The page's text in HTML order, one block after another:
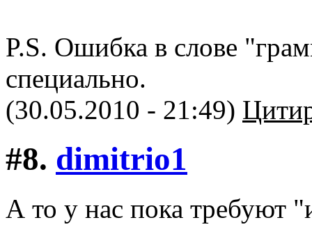
P.S. Ошибка в слове
специально.
(30.05.2010 - 21:49)
#8. dimitriо1
А то у нас пока требуют